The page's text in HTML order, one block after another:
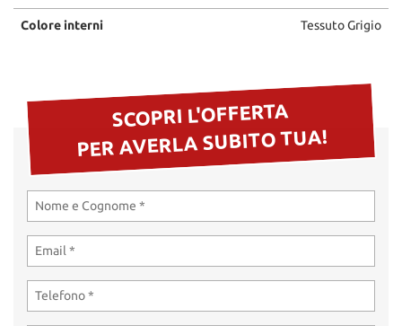
Colore interni Tessuto Grigio
SCOPRI L'OFFERTA
PER AVERLA SUBITO TUA!